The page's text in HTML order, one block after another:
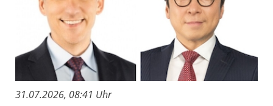
31.07.2026, 08:41 Uhr